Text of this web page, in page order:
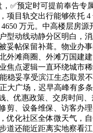
✅预定时可提前奉告
目轨交出行能够依托
万元。中高楼层房
动线动静分区明白，
帖保留补葺。物业办
外滩商圈、外滩万国
点逻辑一直环绕城市
妥享受滨江生态取景
大广场，迟早高峰有
优惠政策、交房时间
、设备维保、访客办
优化社区全体微天气，
还能近距离实地察看